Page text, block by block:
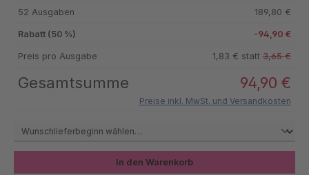
52 Ausgaben 189,80 €
Rabatt (50 %) -94,90 €
Preis pro Ausgabe 1,83 € statt3,65 €
Gesamtsumme 94,90 €
Preise inkl. MwSt. und Versandkosten
In den Warenkorb